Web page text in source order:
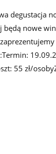
degustacja
będą nowe
55 zł/